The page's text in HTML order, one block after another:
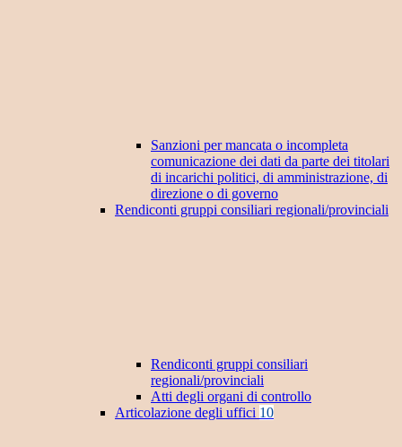
Sanzioni per mancata o incompleta
comunicazione dei dati da parte dei titolari
di incarichi politici, di amministrazione, di
direzione o di governo
Rendiconti gruppi consiliari regionali/provinciali
Rendiconti gruppi consiliari
regionali/provinciali
Atti degli organi di controllo
Articolazione degli uffici 10